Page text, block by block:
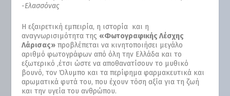
-Ελασσόνας
Η εξαιρετική εμπειρία, η ιστορία και η
αναγνωρισιμότητα της «Φωτογραφικής Λέσχης
Λάρισας» προβλέπεται να κινητοποιήσει μεγάλο
αριθμό φωτογράφων από όλη την Ελλάδα και το
εξωτερικό ,έτσι ώστε να αποθανατίσουν το μυθικό
βουνό, τον Όλυμπο και τα περίφημα φαρμακευτικά και
αρωματικά φυτά του, που έχουν τόση αξία για τη ζωή
και την υγεία του ανθρώπου.